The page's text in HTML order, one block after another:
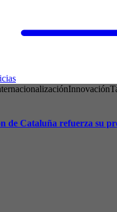
Innovación
de Cataluña refuerza su